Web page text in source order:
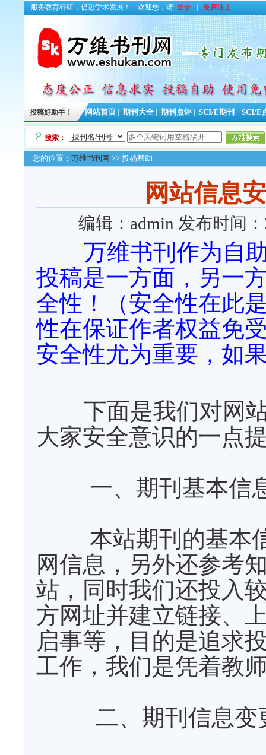
服务教育科研，促进学术发展！ 欢迎您，请 登录 免费注册
投稿好助手！ 网站首页 期刊大全 期刊点评 SCI/E期刊 SCI/E
搜索：
您的位置： 万维书刊网 >> 投稿帮助
网站信息
编辑：admin 发布时间
万维书刊作为自
投稿是一方面，另一
全性！（安全性在此
性在保证作者权益免
安全性尤为重要，如
下面是我们对网
大家安全意识的一点
一、期刊基本信
本站期刊的基本
网信息，另外还参考
站，同时我们还投入
方网址并建立链接、
启事等，目的是追求
工作，我们是凭着教
二、期刊信息变